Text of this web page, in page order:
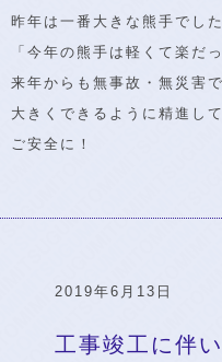
昨年は一番大きな熊手でし
「今年の熊手は軽くて楽だ
来年からも無事故・無災害
大きくできるように精進し
ご安全に！
2019年6月13日
工事竣工に伴